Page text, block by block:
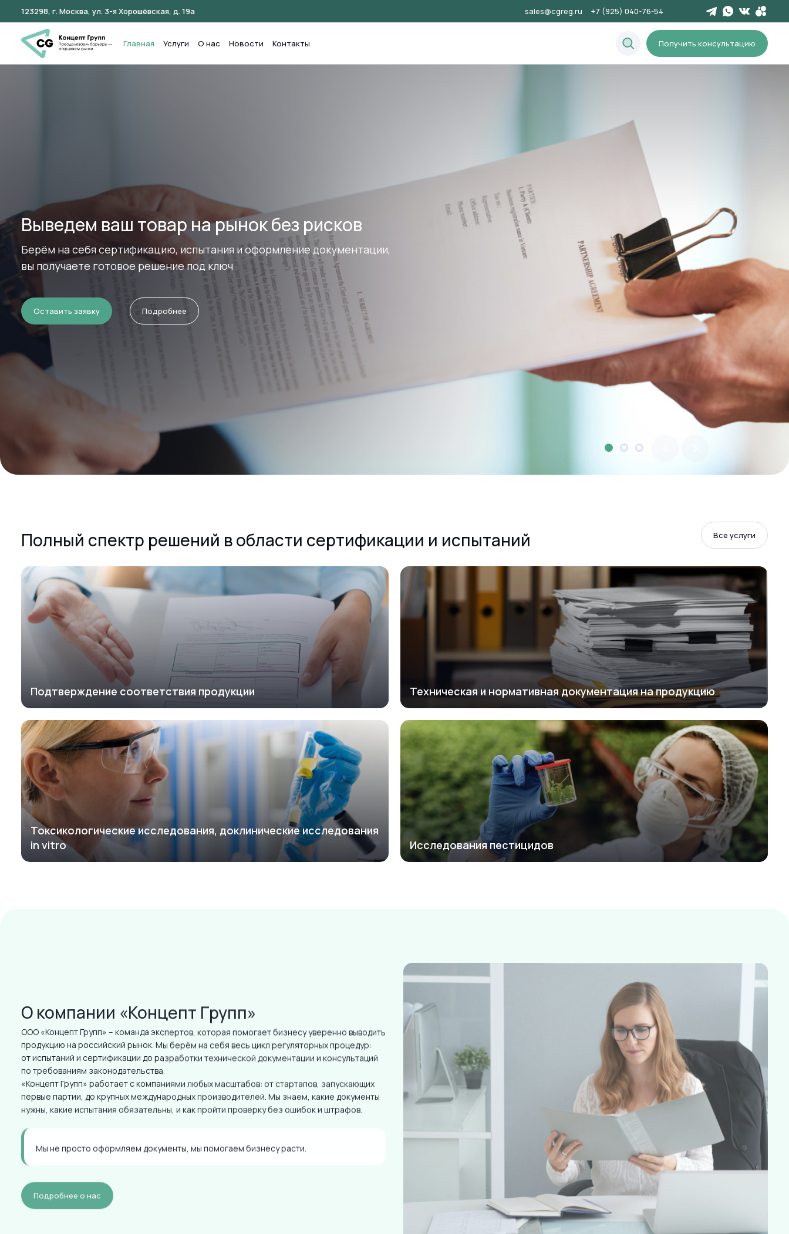
123298, г. Москва, ул. 3-я Хорошёвская, д. 19а sales@cgreg.ru +7 (925) 040-76-54
Главная Услуги О нас Новости Контакты Получить консультацию
Полный цикл сопровождения проекта в
сжатые сроки
Вы экономите время, а мы гарантируем прозрачный процесс и результат
с участием аккредитованных лабораторий и органов по сертификации
Подробнее
Полный спектр решений в области сертификации и испытаний Все услуги
Подтверждение соответствия продукции Техническая и нормативная документация на продукцию
Токсикологические исследования, доклинические исследования
in vitro
Исследования пестицидов
О компании «Концепт Групп»
ООО «Концепт Групп» – команда экспертов, которая помогает бизнесу уверенно выводить
продукцию на российский рынок. Мы берём на себя весь цикл регуляторных процедур:
от испытаний и сертификации до разработки технической документации и консультаций
по требованиям законодательства.
«Концепт Групп» работает с компаниями любых масштабов: от стартапов, запускающих
первые партии, до крупных международных производителей. Мы знаем, какие документы
нужны, какие испытания обязательны, и как пройти проверку без ошибок и штрафов.
Мы не просто оформляем документы, мы помогаем бизнесу расти.
Подробнее о нас